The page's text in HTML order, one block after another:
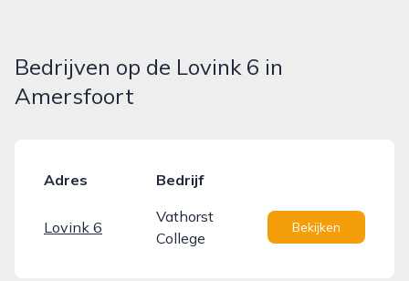
Bedrijven op de Lovink 6 in
Amersfoort
Adres Bedrijf
Lovink 6
Vathorst
College
Bekijken